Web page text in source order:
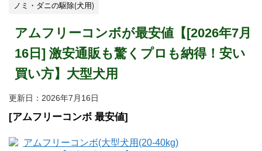
ノミ・ダニの駆除(犬用)
アムフリーコンボが最安値【[2026年7月
16日] 激安通販も驚くプロも納得！安い
買い方】大型犬用
更新日： 2026年7月16日
[アムフリーコンボ 最安値]